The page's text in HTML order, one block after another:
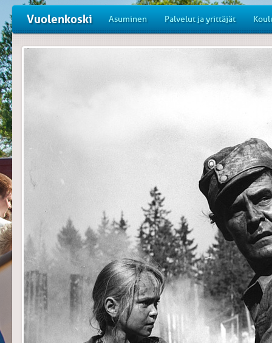
Vuolenkoski Asuminen Palvelut ja yrittäjät